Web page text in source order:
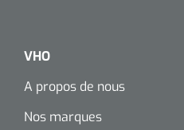
VHO
A propos de nous
Nos marques